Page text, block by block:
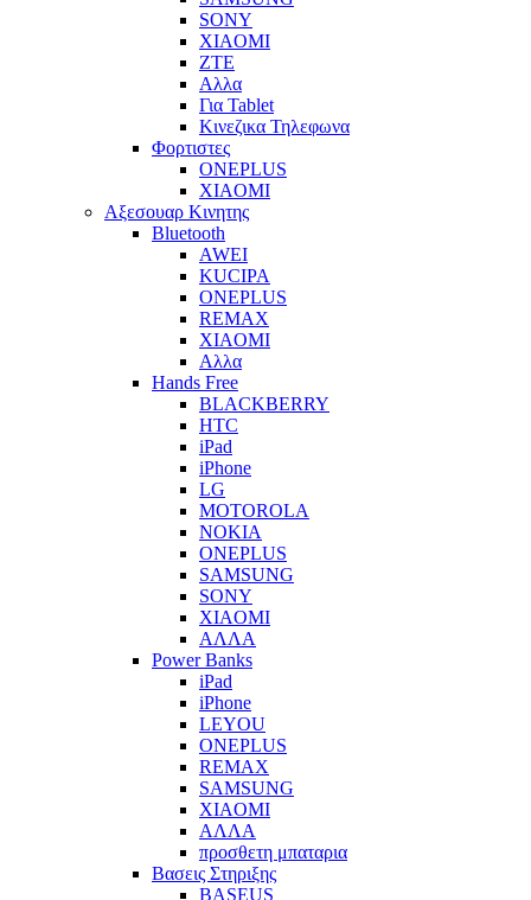
SONY
XIAOMI
ZTE
Αλλα
Για Tablet
Κινεζικα Τηλεφωνα
Φορτιστες
ONEPLUS
XIAOMI
Αξεσουαρ Κινητης
Bluetooth
AWEI
KUCIPA
ONEPLUS
REMAX
XIAOMI
Αλλα
Hands Free
BLACKBERRY
HTC
iPad
iPhone
LG
MOTOROLA
NOKIA
ONEPLUS
SAMSUNG
SONY
XIAOMI
ΑΛΛΑ
Power Banks
iPad
iPhone
LEYOU
ONEPLUS
REMAX
SAMSUNG
XIAOMI
ΑΛΛΑ
προσθετη μπαταρια
Βασεις Στηριξης
BASEUS